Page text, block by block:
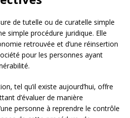
de tutelle ou de curatelle simple
simple procédure juridique. Elle
retrouvée et d’une réinsertion
pour les personnes ayant
tel qu’il existe aujourd’hui, offre
d’évaluer de manière
personne à reprendre le contrôle